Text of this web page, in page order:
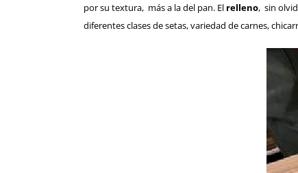
por su textura, más a la del pan. El relleno, sin
diferentes clases de setas, variedad de carnes,